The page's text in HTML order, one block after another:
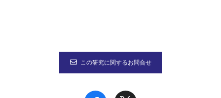
この研究に関するお問合せ